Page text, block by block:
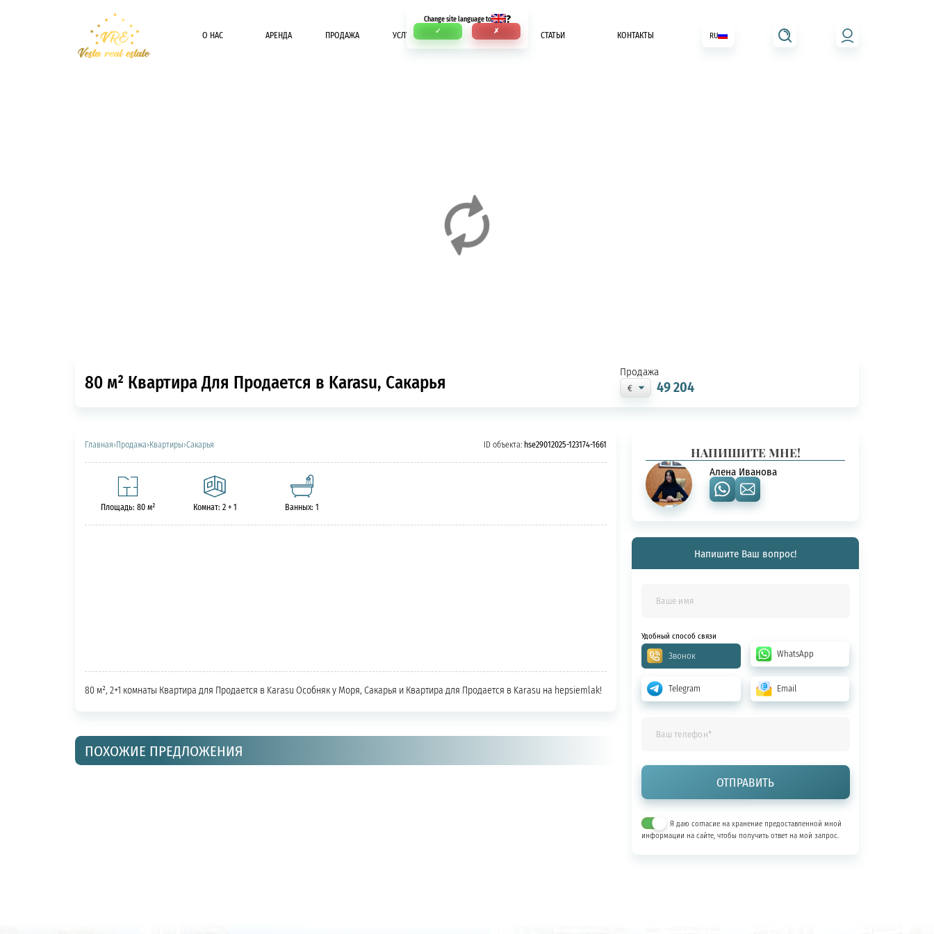
Change site language to ?
✓ ✗
О НАС АРЕНДА ПРОДАЖА УСЛУГИ ОПЛАТА СТАТЬИ КОНТАКТЫ RU
80 м² Квартира Для Продается в Karasu, Сакарья Продажа
49 204
Главная›Продажа›Квартиры›Сакарья ID объекта: hse29012025-123174-1661
Площадь: 80 м² Комнат: 2 + 1 Ванных: 1
80 м², 2+1 комнаты Квартира для Продается в Karasu Особняк у Моря, Сакарья и Квартира для Продается в Karasu на hepsiemlak!
ПОХОЖИЕ ПРЕДЛОЖЕНИЯ
НАПИШИТЕ МНЕ!
Алена Иванова
Напишите Ваш вопрос!
Удобный способ связи
Звонок WhatsApp
Telegram Email
Я даю согласие на хранение предоставленной мной
информации на сайте, чтобы получить ответ на мой запрос.